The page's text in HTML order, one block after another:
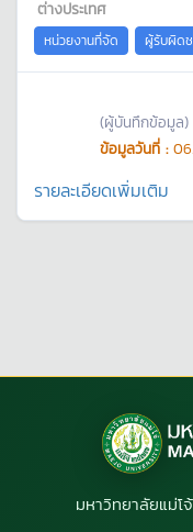
ต่างประเทศ
หน่วยงานที่จัด ผู้รับผิด
(ผู้บันทึกข้อมูล)
ข้อมูลวันที่ :
รายละเอียดเพิ่มเติม
มหาวิทยาลัยแม่โ